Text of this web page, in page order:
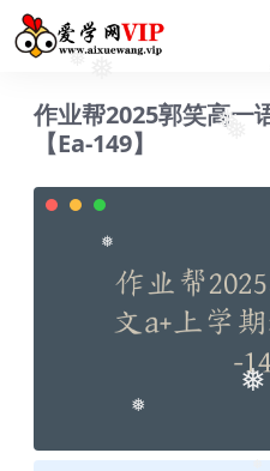
❅
❅
作业帮2025郭笑高一
【Ea-149】